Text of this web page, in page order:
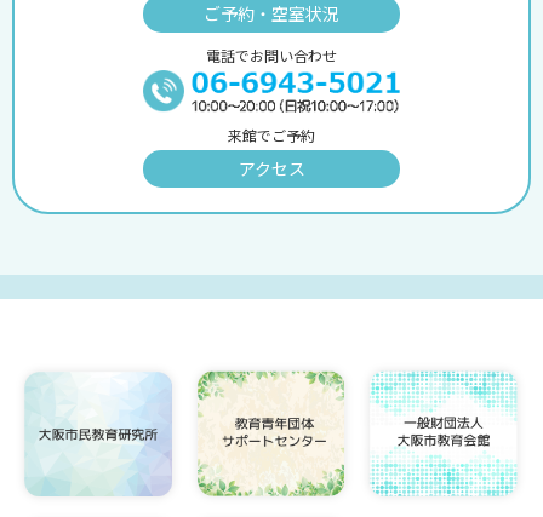
ご予約・空室状況
電話でお問い合わせ
来館でご予約
アクセス